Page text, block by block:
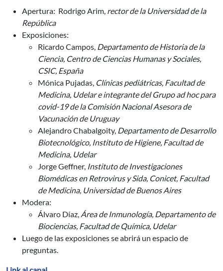
Apertura: Rodrigo Arim, rector de la Universidad de la
República
Exposiciones:
Ricardo Campos, Departamento de Historia de la
Ciencia, Centro de Ciencias Humanas y Sociales,
CSIC, España
Mónica Pujadas, Clínicas pediátricas, Facultad de
Medicina, Udelar e integrante del Grupo ad hoc para
covid-19 de la Comisión Nacional Asesora de
Vacunación de Uruguay
Alejandro Chabalgoity, Departamento de Desarrollo
Biotecnológico, Instituto de Higiene, Facultad de
Medicina, Udelar
Jorge Geffner, Instituto de Investigaciones
Biomédicas en Retrovirus y Sida, Conicet, Facultad
de Medicina, Universidad de Buenos Aires
Modera:
Álvaro Díaz, Área de Inmunología, Departamento de
Biociencias, Facultad de Química, Udelar
Luego de las exposiciones se abrirá un espacio de
preguntas.